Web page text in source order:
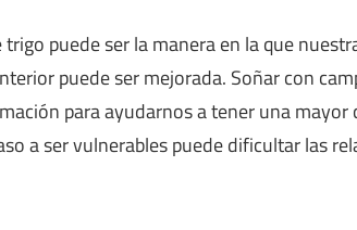
puede ser la manera en la que
puede ser mejorada. Soñar con
para ayudarnos a tener una
a ser vulnerables puede dificultar las